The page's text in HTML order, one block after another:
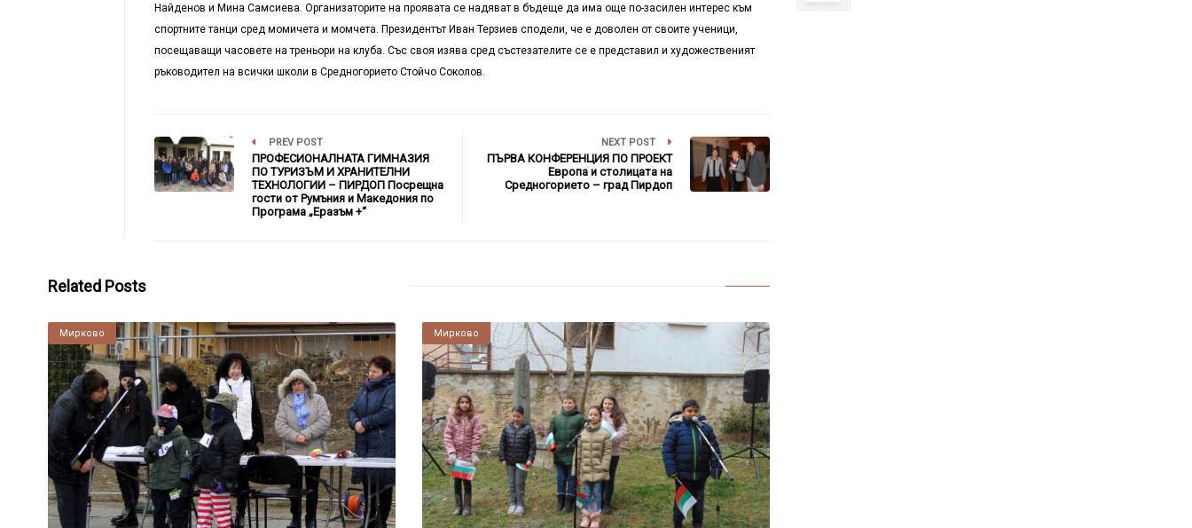
Найденов и Мина Самсиева. Организаторите на проявата се надяват в бъдеще да има още по-засилен интерес към
спортните танци сред момичета и момчета. Президентът Иван Терзиев сподели, че е доволен от своите ученици,
посещаващи часовете на треньори на клуба. Със своя изява сред състезателите се е представил и художественият
ръководител на всички школи в Средногорието Стойчо Соколов.
PREV POST
ПРОФЕСИОНАЛНАТА ГИМНАЗИЯ
ПО ТУРИЗЪМ И ХРАНИТЕЛНИ
ТЕХНОЛОГИИ – ПИРДОП Посрещна
гости от Румъния и Македония по
Програма „Еразъм +“
NEXT POST
ПЪРВА КОНФЕРЕНЦИЯ ПО ПРОЕКТ
Европа и столицата на
Средногорието – град Пирдоп
Related Posts
Мирково Мирково